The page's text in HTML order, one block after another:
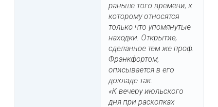
раньше того времени, к
которому относятся
только что упомянутые
находки. Открытие,
сделанное тем же проф.
Фрэнкфортом,
описывается в его
докладе так:
«К вечеру июльского
дня при раскопках